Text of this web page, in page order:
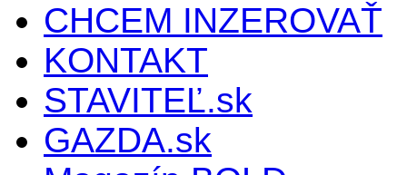
CHCEM INZEROVAŤ
KONTAKT
STAVITEĽ.sk
GAZDA.sk